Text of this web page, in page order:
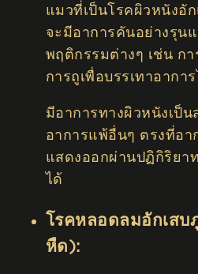
แมวที่เป็นโรคผิวหนังอั
จะมีอาการคันอย่างรุนแ
พฤติกรรมต่างๆ เช่น กา
การถูเพื่อบรรเทาอากา
มีอาการทางผิวหนังเป็
อาการแพ้อื่นๆ ตรงที่อ
แสดงออกผ่านปฏิกิริยา
ได้
โรคหลอดลมอักเส
หืด):